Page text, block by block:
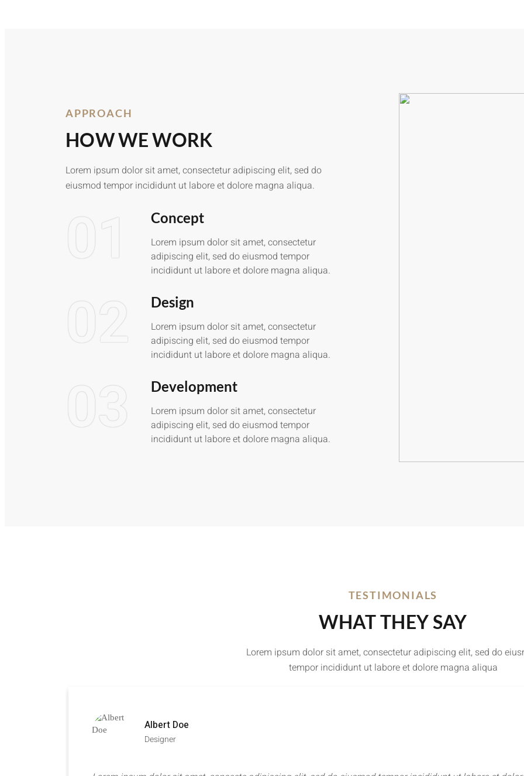
APPROACH
HOW WE WORK
Lorem ipsum dolor sit amet, consectetur adipiscing elit, sed do
eiusmod tempor incididunt ut labore et dolore magna aliqua.
01 Concept
Lorem ipsum dolor sit amet, consectetur
adipiscing elit, sed do eiusmod tempor
incididunt ut labore et dolore magna aliqua.
02 Design
Lorem ipsum dolor sit amet, consectetur
adipiscing elit, sed do eiusmod tempor
incididunt ut labore et dolore magna aliqua.
03 Development
Lorem ipsum dolor sit amet, consectetur
adipiscing elit, sed do eiusmod tempor
incididunt ut labore et dolore magna aliqua.
TESTIMONIALS
WHAT THEY SAY
Lorem ipsum dolor sit amet, consectetur adipiscing elit, sed do
tempor incididunt ut labore et dolore magna aliqua
Albert Doe
Designer